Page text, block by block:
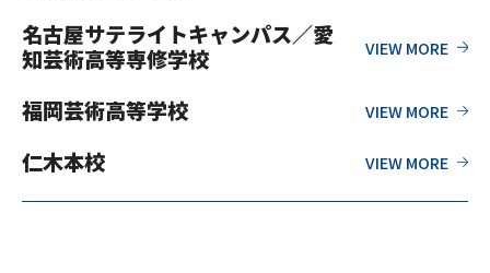
名古屋サテライトキャンパス／愛
知芸術高等専修学校
福岡芸術高等学校
仁木本校